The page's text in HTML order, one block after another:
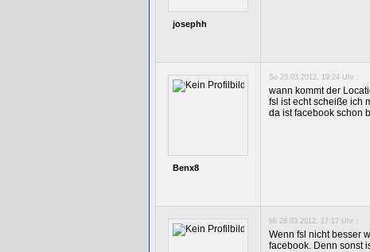
josephh
Benx8
So 25.03.2012, 19:24 Uhr :
wann kommt der
fsl ist echt scheiße ich
da ist facebook schon
Mi 28.03.2012, 17:17 Uhr :
Wenn fsl nicht besser
facebook. Denn sonst